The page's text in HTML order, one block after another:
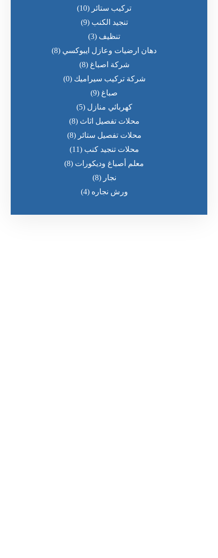
تركيب ستائر (10)
تنجيد الكنب (9)
تنظيف (3)
دهان ارضيات وعازل ايبوكسي (8)
شركة اصباغ (8)
شركة تركيب سيراميك (0)
صباغ (9)
كهربائي منازل (5)
محلات تفصيل اثاث (8)
محلات تفصيل ستائر (8)
محلات تنجيد كنب (11)
معلم أصباغ وديكورات (8)
نجار (8)
ورش نجاره (4)